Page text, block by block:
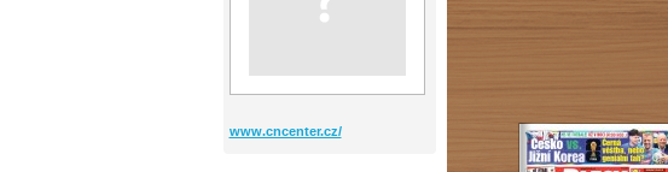
www.cncenter.cz/